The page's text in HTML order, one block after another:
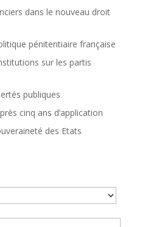
dans le nouveau droit
pénitentiaire française
sur les partis
publiques
cinq ans d’application
des Etats